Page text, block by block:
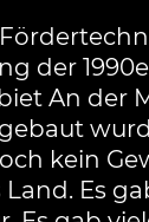
der
An der
kein
Es